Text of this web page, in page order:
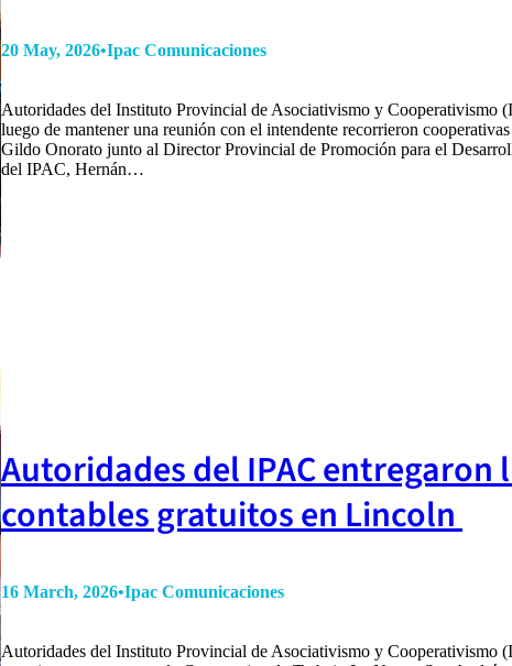
20 May, 2026•Ipac Comunicaciones
Autoridades del Instituto Provincial de Asociativismo y Cooperativismo
luego de mantener una reunión con el intendente recorrieron
Gildo Onorato junto al Director Provincial de Promoción para el
del IPAC, Hernán…
Autoridades del IPAC entregaron
contables gratuitos en Lincoln
16 March, 2026•Ipac Comunicaciones
Autoridades del Instituto Provincial de Asociativismo y Cooperativismo